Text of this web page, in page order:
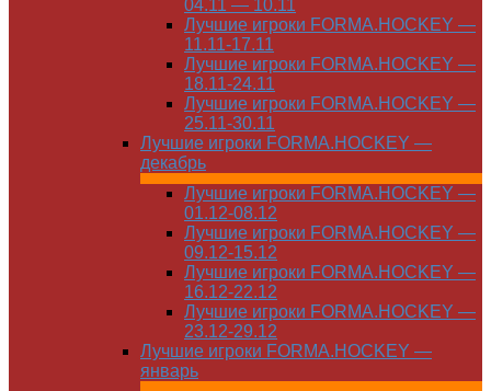
04.11 — 10.11
Лучшие игроки FORMA.HOCKEY —
11.11-17.11
Лучшие игроки FORMA.HOCKEY —
18.11-24.11
Лучшие игроки FORMA.HOCKEY —
25.11-30.11
Лучшие игроки FORMA.HOCKEY —
декабрь
Лучшие игроки FORMA.HOCKEY —
01.12-08.12
Лучшие игроки FORMA.HOCKEY —
09.12-15.12
Лучшие игроки FORMA.HOCKEY —
16.12-22.12
Лучшие игроки FORMA.HOCKEY —
23.12-29.12
Лучшие игроки FORMA.HOCKEY —
январь